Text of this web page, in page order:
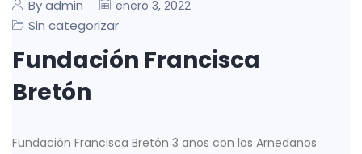
By admin enero 3, 2022
Sin categorizar
Fundación Francisca
Bretón
Fundación Francisca Bretón 3 años con los Arnedanos